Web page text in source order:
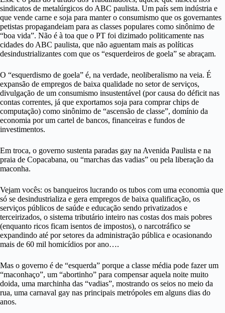
sindicatos de metalúrgicos do ABC paulista. Um país sem indústria e
que vende carne e soja para manter o consumismo que os governantes
petistas propagandeiam para as classes populares como sinônimo de
“boa vida”. Não é à toa que o PT foi dizimado politicamente nas
cidades do ABC paulista, que não aguentam mais as políticas
desindustrializantes com que os “esquerdeiros de goela” se abraçam.
O “esquerdismo de goela” é, na verdade, neoliberalismo na veia. É
expansão de empregos de baixa qualidade no setor de serviços,
divulgação de um consumismo insustentável (por causa do déficit nas
contas correntes, já que exportamos soja para comprar chips de
computação) como sinônimo de “ascensão de classe”, domínio da
economia por um cartel de bancos, financeiras e fundos de
investimentos.
Em troca, o governo sustenta paradas gay na Avenida Paulista e na
praia de Copacabana, ou “marchas das vadias” ou pela liberação da
maconha.
Vejam vocês: os banqueiros lucrando os tubos com uma economia que
só se desindustrializa e gera empregos de baixa qualificação, os
serviços públicos de saúde e educação sendo privatizados e
terceirizados, o sistema tributário inteiro nas costas dos mais pobres
(enquanto ricos ficam isentos de impostos), o narcotráfico se
expandindo até por setores da administração pública e ocasionando
mais de 60 mil homicídios por ano….
Mas o governo é de “esquerda” porque a classe média pode fazer um
“maconhaço”, um “abortinho” para compensar aquela noite muito
doida, uma marchinha das “vadias”, mostrando os seios no meio da
rua, uma carnaval gay nas principais metrópoles em alguns dias do
anos.